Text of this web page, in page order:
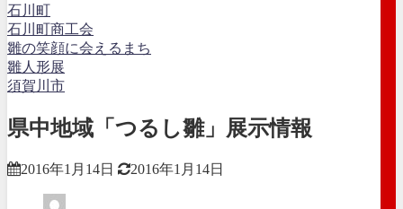
石川町
石川町商工会
雛の笑顔に会えるまち
雛人形展
須賀川市
県中地域「つるし雛」展示情報
2016年1月14日 2016年1月14日